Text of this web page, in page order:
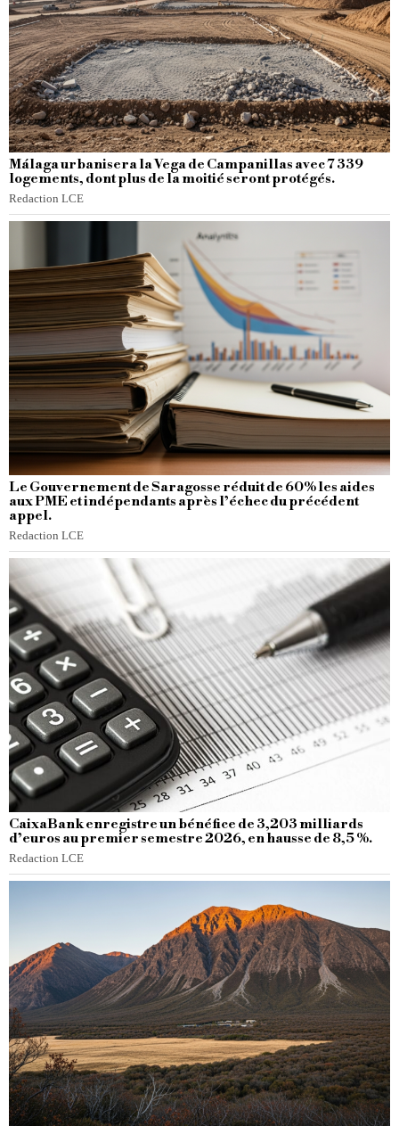
Málaga urbanisera la Vega de Campanillas avec 7 339
logements, dont plus de la moitié seront protégés.
Redaction LCE
Le Gouvernement de Saragosse réduit de 60% les aides
aux PME et indépendants après l’échec du précédent
appel.
Redaction LCE
CaixaBank enregistre un bénéfice de 3,203 milliards
d’euros au premier semestre 2026, en hausse de 8,5 %.
Redaction LCE